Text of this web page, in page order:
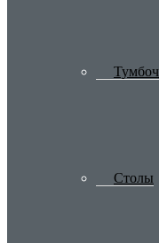
Столы